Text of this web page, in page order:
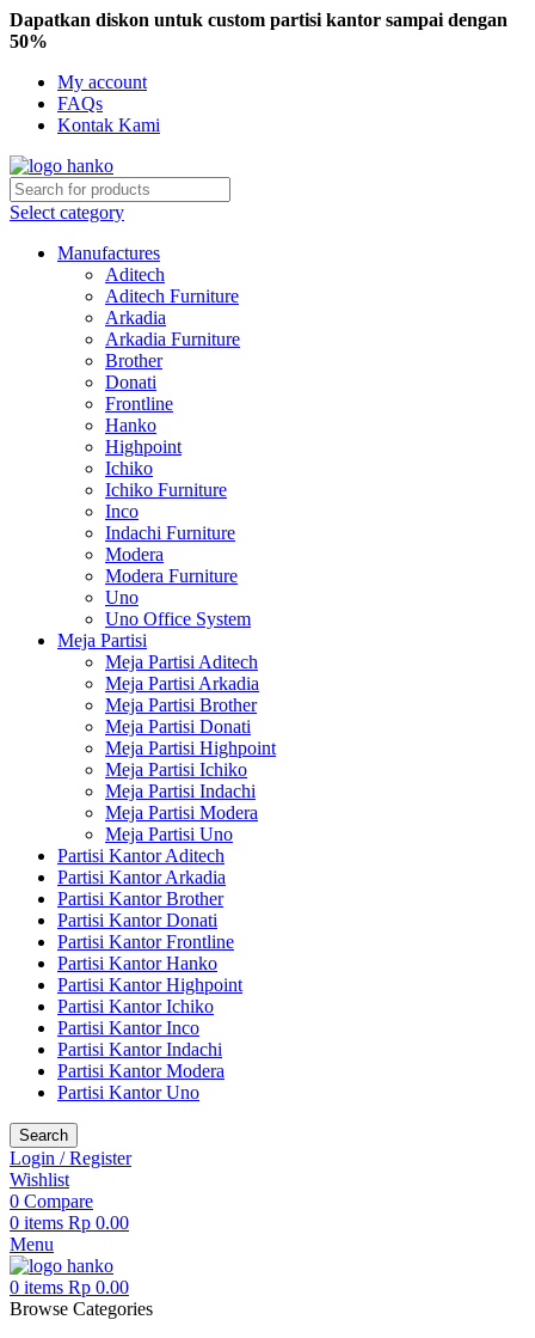
Dapatkan diskon untuk custom partisi kantor sampai dengan
50%
My account
FAQs
Kontak Kami
Select category
Manufactures
Aditech
Aditech Furniture
Arkadia
Arkadia Furniture
Brother
Donati
Frontline
Hanko
Highpoint
Ichiko
Ichiko Furniture
Inco
Indachi Furniture
Modera
Modera Furniture
Uno
Uno Office System
Meja Partisi
Meja Partisi Aditech
Meja Partisi Arkadia
Meja Partisi Brother
Meja Partisi Donati
Meja Partisi Highpoint
Meja Partisi Ichiko
Meja Partisi Indachi
Meja Partisi Modera
Meja Partisi Uno
Partisi Kantor Aditech
Partisi Kantor Arkadia
Partisi Kantor Brother
Partisi Kantor Donati
Partisi Kantor Frontline
Partisi Kantor Hanko
Partisi Kantor Highpoint
Partisi Kantor Ichiko
Partisi Kantor Inco
Partisi Kantor Indachi
Partisi Kantor Modera
Partisi Kantor Uno
Search
Login / Register
Wishlist
0 Compare
0 items Rp 0.00
Menu
0 items Rp 0.00
Browse Categories